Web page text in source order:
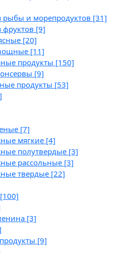
рыбы и морепродуктов [31]
фруктов [9]
[20]
[11]
продукты [150]
[9]
продукты [53]
[7]
мягкие [4]
полутвердые [3]
рассольные [3]
твердые [22]
[100]
[3]
[9]